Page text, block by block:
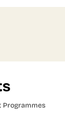
Programmes